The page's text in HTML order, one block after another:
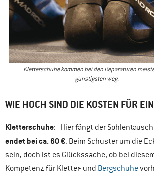
Kletterschuhe kommen bei den Reparaturen
günstigsten weg.
WIE HOCH SIND DIE KOSTEN FÜR
Kletterschuhe: Hier fängt der Sohlentausch
endet bei ca. 60 €. Beim Schuster um die
sein, doch ist es Glückssache, ob bei
Kompetenz für Kletter- und Bergschuhe